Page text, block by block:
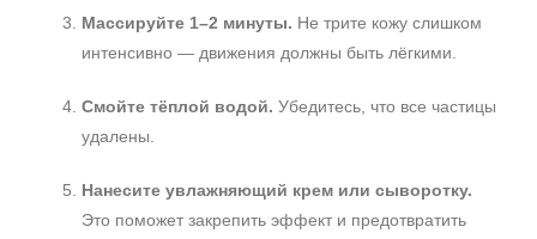
Массируйте 1–2 минуты. Не трите кожу слишком
интенсивно — движения должны быть лёгкими.
Смойте тёплой водой. Убедитесь, что все частицы
удалены.
Нанесите увлажняющий крем или сыворотку.
Это поможет закрепить эффект и предотвратить